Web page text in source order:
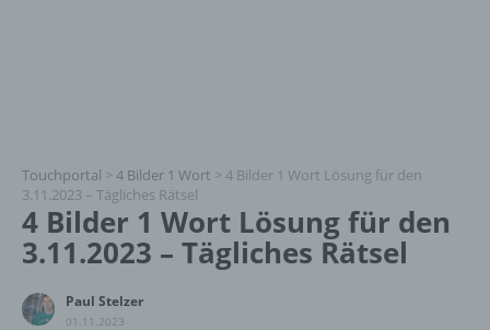
Touchportal > 4 Bilder 1 Wort > 4 Bilder 1 Wort Lösung für den
3.11.2023 – Tägliches Rätsel
4 Bilder 1 Wort Lösung für den
3.11.2023 – Tägliches Rätsel
Paul Stelzer
01.11.2023